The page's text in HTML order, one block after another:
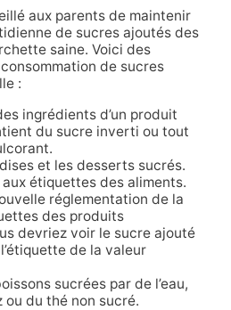
aux parents de maintenir
de sucres ajoutés des
saine. Voici des
de sucres
:
ingrédients d’un produit
du sucre inverti ou tout
et les desserts sucrés.
étiquettes des aliments.
réglementation de la
des produits
devriez voir le sucre ajouté
de la valeur
sucrées par de l’eau,
ou du thé non sucré.